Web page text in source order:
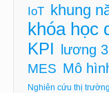
IoT khung
khóa học
KPI lương
MES Mô
Nghiên cứu thị trường